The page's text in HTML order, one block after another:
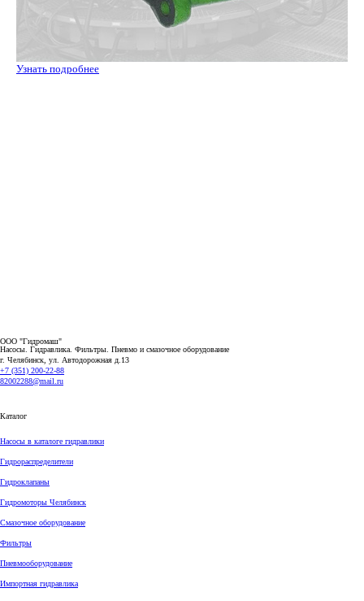
Узнать подробнее
ООО "Гидромаш"
Насосы. Гидравлика. Фильтры. Пневмо и смазочное оборудование
г. Челябинск, ул. Автодорожная д.13
+7 (351) 200-22-88
82002288@mail.ru
Каталог
Насосы в каталоге гидравлики
Гидрораспределители
Гидроклапаны
Гидромоторы Челябинск
Смазочное оборудование
Фильтры
Пневмооборудование
Импортная гидравлика